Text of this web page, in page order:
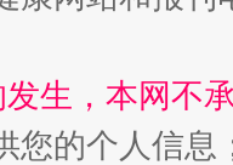
生，本网不
您的个人信息